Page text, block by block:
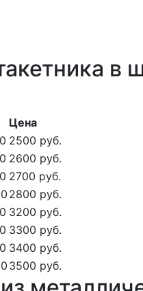
в
Цена
2500 руб.
2600 руб.
2700 руб.
2800 руб.
3200 руб.
3300 руб.
3400 руб.
3500 руб.